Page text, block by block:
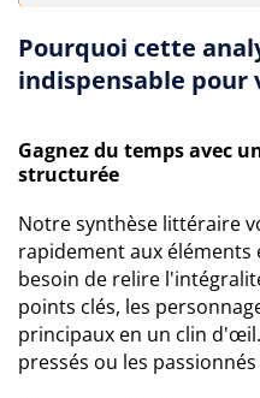
Pourquoi cette
indispensable pour
Gagnez du temps avec
structurée
Notre synthèse littéraire
rapidement aux éléments
besoin de relire
points clés, les
principaux en un clin
pressés ou les